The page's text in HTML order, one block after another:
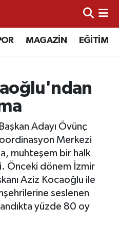
MAGAZİN EĞİTİM
Adayı Övünç
Merkezi
muhteşem bir halk
Önceki dönem İzmir
Aziz Kocaoğlu ile
seslenen
yüzde 80 oy
ve Fikstür